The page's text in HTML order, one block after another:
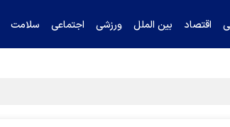
اقتصاد بین الملل ورزشی اجتماعی سلامت
تکذیب کرد